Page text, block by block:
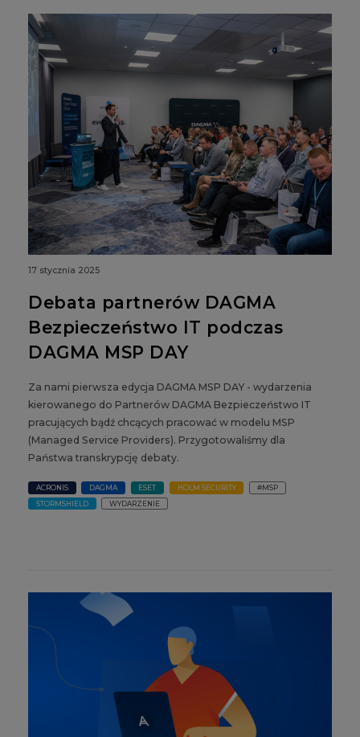
17 stycznia 2025
Debata partnerów DAGMA
Bezpieczeństwo IT podczas
DAGMA MSP DAY
Za nami pierwsza edycja DAGMA MSP DAY - wydarzenia
kierowanego do Partnerów DAGMA Bezpieczeństwo IT
pracujących bądź chcących pracować w modelu MSP
(Managed Service Providers). Przygotowaliśmy dla
Państwa transkrypcję debaty.
ACRONIS DAGMA ESET HOLM SECURITY
#MSP
STORMSHIELD
WYDARZENIE